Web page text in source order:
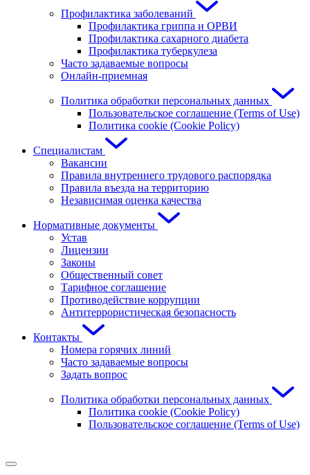
Профилактика заболеваний
Профилактика гриппа и ОРВИ
Профилактика сахарного диабета
Профилактика туберкулеза
Часто задаваемые вопросы
Онлайн-приемная
Политика обработки персональных данных
Пользовательское соглашение (Terms of Use)
Политика cookie (Cookie Policy)
Специалистам
Вакансии
Правила внутреннего трудового распорядка
Правила въезда на территорию
Независимая оценка качества
Нормативные документы
Устав
Лицензии
Законы
Общественный совет
Тарифное соглашение
Противодействие коррупции
Антитеррористическая безопасность
Контакты
Номера горячих линий
Часто задаваемые вопросы
Задать вопрос
Политика обработки персональных данных
Политика cookie (Cookie Policy)
Пользовательское соглашение (Terms of Use)